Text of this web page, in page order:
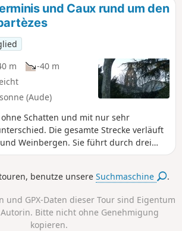
und Caux rund um den
m
-40 m
(Aude)
ohne Schatten und mit nur sehr
Die gesamte Strecke verläuft
Weinbergen. Sie führt durch drei
ist stellenweise mit den gelben
dass Sie sich auf einer Route
benutze unsereSuchmaschine .
und GPX-Daten dieser Tour sind Eigentum
Bitte nicht ohne Genehmigung
kopieren.